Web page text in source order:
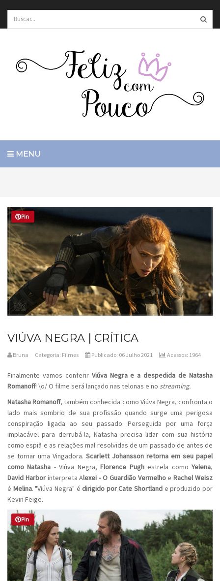
MENU
Pin
VIÚVA NEGRA | CRÍTICA
Bruna Categoria: Filmes Publicado: 06 Julho 2021 Acessos: 1964
Finalmente vamos conferirViúva Negra e a despedida de Natasha
Romanoff! \o/ O filme será lançado nas telonas e no streaming.
Natasha Romanoff, também conhecida como Viúva Negra, confronta o
lado mais sombrio de sua profissão quando surge uma perigosa
conspiração ligada ao seu passado. Perseguida por uma força
implacável para derrubá-la, Natasha precisa lidar com sua história
como espiã e as relações mal resolvidas de um passado de antes de
se tornar uma Vingadora. Scarlett Johansson retorna em seu papel
como Natasha - Viúva Negra,Florence Pughestrela comoYelena,
David Harborinterpreta Alexei - O Guardião VermelhoeRachel Weisz
é Melina. "Viúva Negra" é dirigido por Cate Shortland e produzido por
Kevin Feige.
Pin